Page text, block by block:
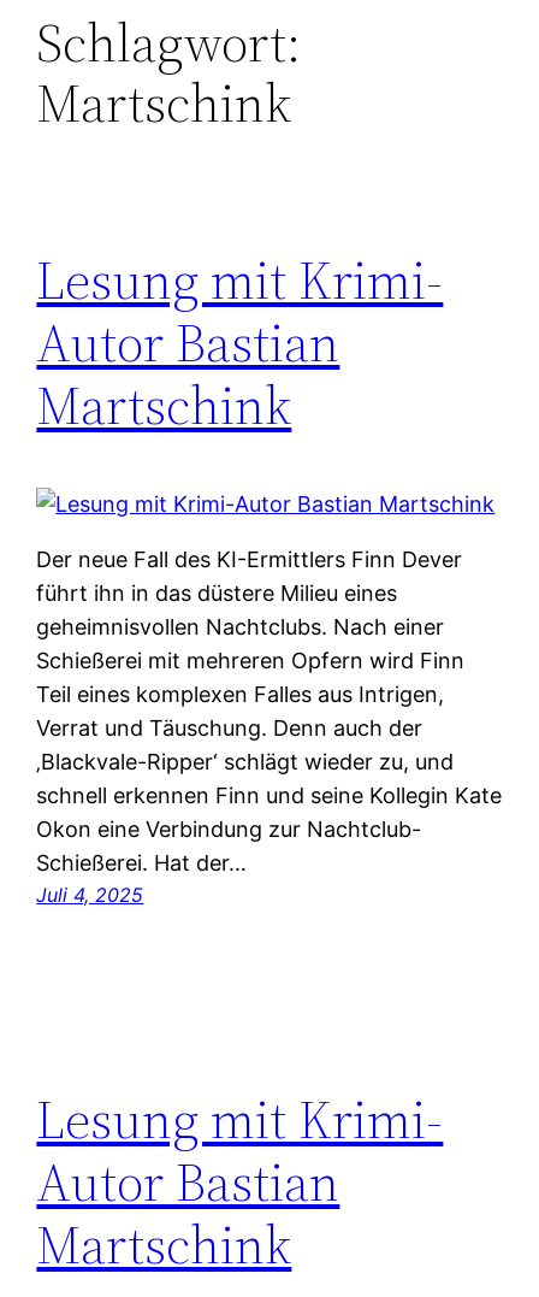
Schlagwort:
Martschink
Lesung mit Krimi-
Autor Bastian
Martschink
Der neue Fall des KI-Ermittlers Finn Dever
führt ihn in das düstere Milieu eines
geheimnisvollen Nachtclubs. Nach einer
Schießerei mit mehreren Opfern wird Finn
Teil eines komplexen Falles aus Intrigen,
Verrat und Täuschung. Denn auch der
‚Blackvale-Ripper‘ schlägt wieder zu, und
schnell erkennen Finn und seine Kollegin Kate
Okon eine Verbindung zur Nachtclub-
Schießerei. Hat der…
Juli 4, 2025
Lesung mit Krimi-
Autor Bastian
Martschink